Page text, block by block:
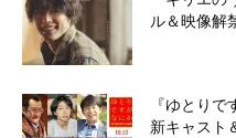
ル＆映像解
『ゆとりで
新キャスト